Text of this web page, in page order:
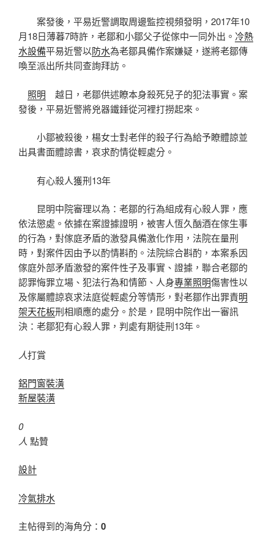
案發後，平易近警調取周邊監控視頻發明，2017年10
月18日薄暮7時許，老鄒和小鄒父子從傢中一同外出。 冷熱
水設備平易近警以防水為老鄒具備作案嫌疑，遂將老鄒傳
喚至派出所共同查詢拜訪。
照明 越日，老鄒供述瞭本身殺死兒子的犯法事實。案
發後，平易近警將兇器鐵錘從河裡打撈起來。
小鄒被殺後，楊女士對老伴的殺子行為給予瞭體諒並
出具書面體諒書，哀求酌情從輕處分。
有心殺人獲刑13年
昆明中院審理以為：老鄒的行為組成有心殺人罪，應
依法懲處。依據在案證據證明，被害人恆久酗酒在傢生事
的行為，對傢庭矛盾的激發具備激化作用，法院在量刑
時，對案件因由予以酌情斟酌。法院綜合斟酌，本案系因
傢庭外部矛盾激發的案件性子及事實、證據，聯合老鄒的
認罪悔罪立場、犯法行為和情節、人身專業照明傷害性以
及傢屬體諒哀求法庭從輕處分等情形，對老鄒作出罪責明
架天花板刑相順應的處分。於是，昆明中院作出一審訊
決：老鄒犯有心殺人罪，判處有期徒刑13年。
人打賞
鋁門窗裝潢
新屋裝潢
0
人 點贊
設計
冷氣排水
主帖得到的海角分： 0